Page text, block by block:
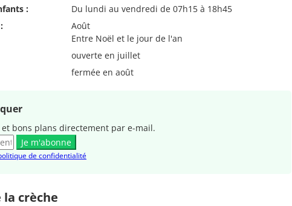
:
Du lundi au vendredi de 07h15 à 18h45
Août
Entre Noël et le jour de l'an
ouverte en juillet
fermée en août
et bons plans directement par e-mail.
Je m'abonne
de confidentialité
crèche